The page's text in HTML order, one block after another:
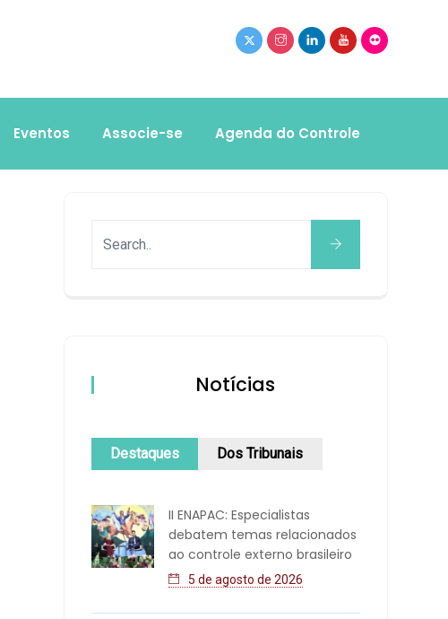
Eventos Associe-se Agenda do Controle
Notícias
Destaques Dos Tribunais
II ENAPAC: Especialistas
debatem temas relacionados
ao controle externo brasileiro
5 de agosto de 2026